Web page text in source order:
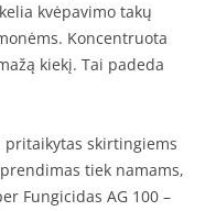
kvėpavimo takų
Koncentruota
kiekį. Tai padeda
skirtingiems
tiek namams,
Fungicidas AG 100 –